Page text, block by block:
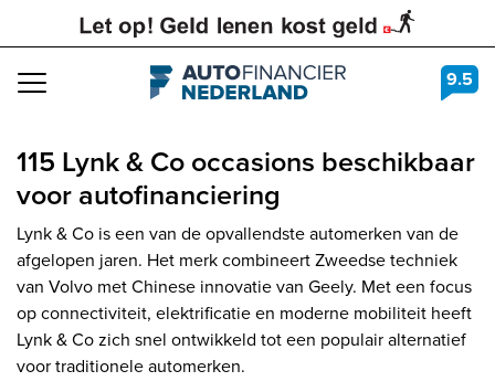
Navigation 9.5
115 Lynk & Co occasions beschikbaar
voor autofinanciering
Lynk & Co is een van de opvallendste automerken van de
afgelopen jaren. Het merk combineert Zweedse techniek
van Volvo met Chinese innovatie van Geely. Met een focus
op connectiviteit, elektrificatie en moderne mobiliteit heeft
Lynk & Co zich snel ontwikkeld tot een populair alternatief
voor traditionele automerken.